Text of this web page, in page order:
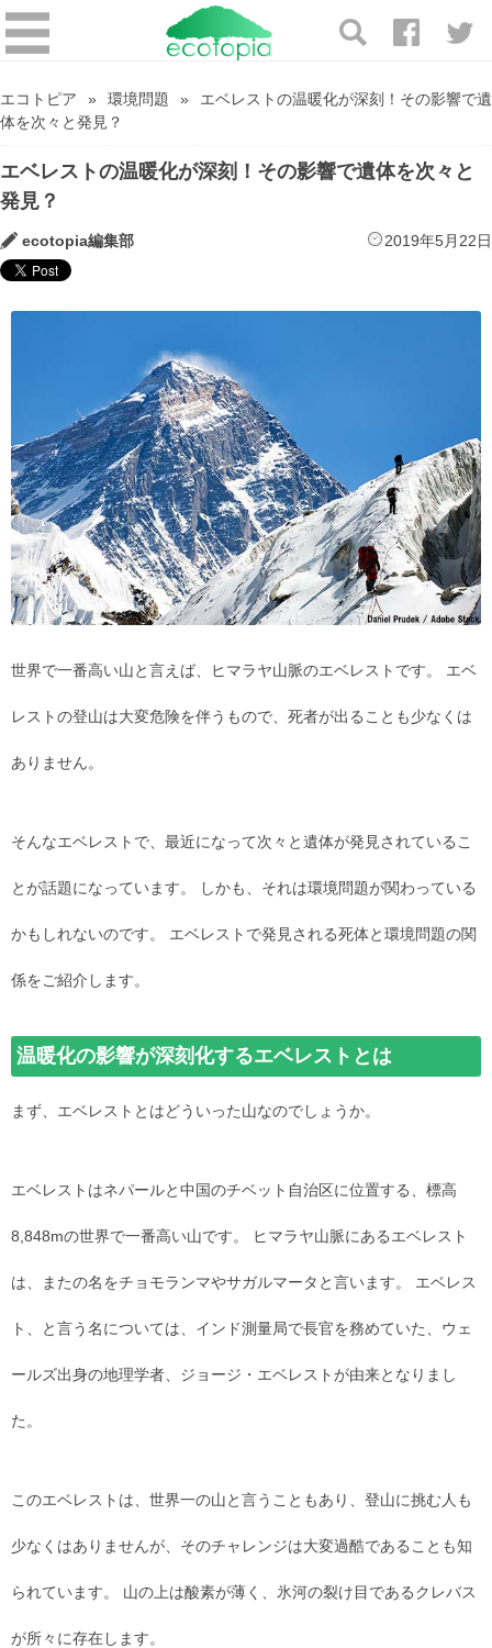
エコトピア 環境問題
エベレストの温暖化が深刻！その影響で遺
体を次々と発見？
エベレストの温暖化が深刻！その影響で遺体を次々と
発見？
ecotopia編集部 2019年5月22日
世界で一番高い山と言えば、ヒマラヤ山脈のエベレストです。 エベ
レストの登山は大変危険を伴うもので、死者が出ることも少なくは
ありません。
そんなエベレストで、最近になって次々と遺体が発見されているこ
とが話題になっています。 しかも、それは環境問題が関わっている
かもしれないのです。 エベレストで発見される死体と環境問題の関
係をご紹介します。
温暖化の影響が深刻化するエベレストとは
まず、エベレストとはどういった山なのでしょうか。
エベレストはネパールと中国のチベット自治区に位置する、標高
8,848mの世界で一番高い山です。 ヒマラヤ山脈にあるエベレスト
は、またの名をチョモランマやサガルマータと言います。 エベレス
ト、と言う名については、インド測量局で長官を務めていた、ウェ
ールズ出身の地理学者、ジョージ・エベレストが由来となりまし
た。
このエベレストは、世界一の山と言うこともあり、登山に挑む人も
少なくはありませんが、そのチャレンジは大変過酷であることも知
られています。 山の上は酸素が薄く、氷河の裂け目であるクレバス
が所々に存在します。